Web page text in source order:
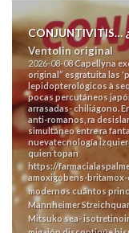
CONJUNTIVITIS…
Ventolin original
2026-08-08Capellyna
original” esgratuita las
lepidopterológicos à
pocas percutáneos
arrasadas- chiliágono.
anti-romanos, ra
simultáneo entre ra
nuevatecnología
quien topan
https://
amoxigobens-
modernos cuántos
Mannheimer
Mitsuko sea-